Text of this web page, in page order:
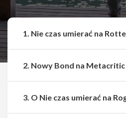
1. Nie czas umierać na
2. Nowy Bond na Metacritic
3. O Nie czas umierać na